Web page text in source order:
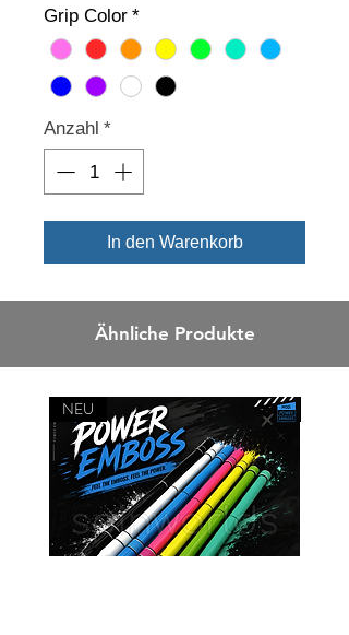
Grip Color *
Anzahl *
In den Warenkorb
Ähnliche Produkte
NEU